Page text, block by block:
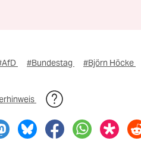
#Bundestag #Björn Höcke